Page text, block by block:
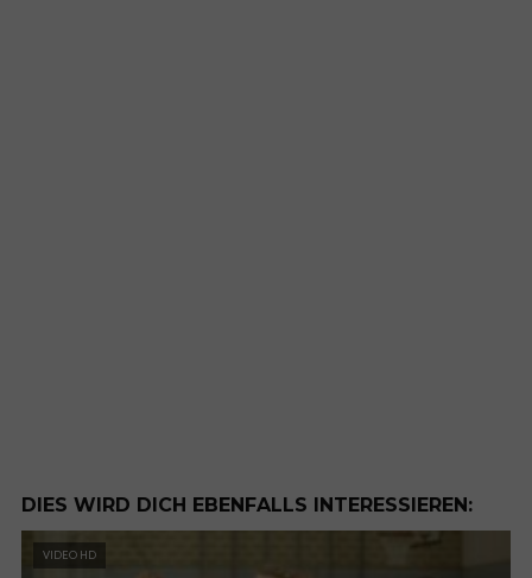
DIES WIRD DICH EBENFALLS INTERESSIEREN:
VIDEO HD